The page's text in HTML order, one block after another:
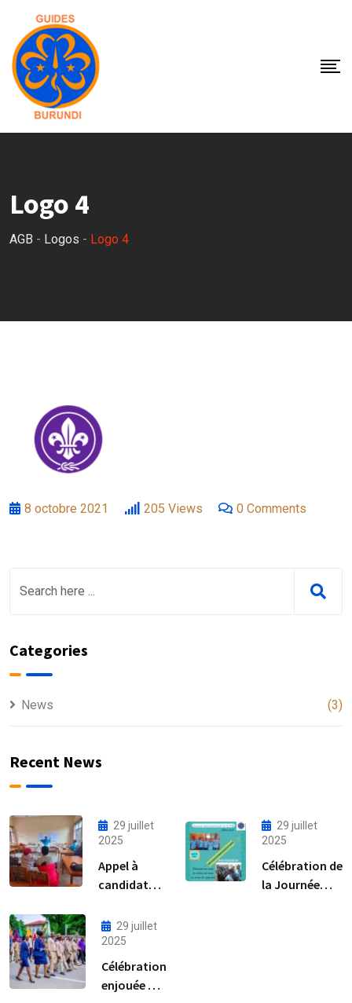
content
Logo 4
AGB - Logos - Logo 4
8 octobre 2021 205 Views 0 Comments
Categories
News (3)
Recent News
29 juillet
2025
Appel à
candidature
RAF
29 juillet
2025
Célébration de
la Journée
29 juillet
2025
Célébration
enjouée de